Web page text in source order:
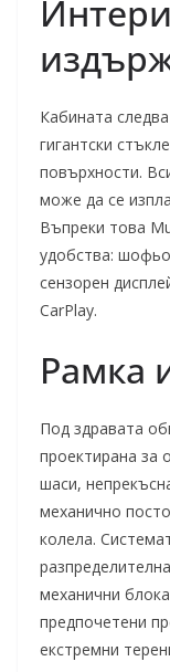
Кабината
гигантски
повърхности.
може да се
Въпреки това
удобства:
сензорен
CarPlay.
Рамка
Под здравата
проектирана за
шаси,
механично
колела.
механични
предпочетени
екстремни